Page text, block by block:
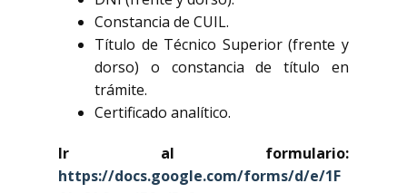
Constancia de CUIL.
Título de Técnico Superior (frente y
dorso) o constancia de título en
trámite.
Certificado analítico.
Ir al formulario:
https://docs.google.com/forms/d/e/1F